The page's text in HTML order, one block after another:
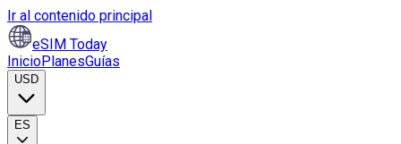
Ir al contenido principal
eSIM Today
InicioPlanesGuías
USD
ES